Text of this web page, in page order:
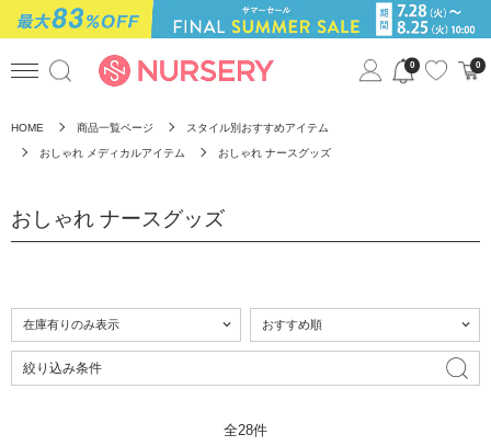
0 0
HOME 商品一覧ページ スタイル別おすすめアイテム
おしゃれ メディカルアイテム おしゃれ ナースグッズ
おしゃれ ナースグッズ
絞り込み条件
全28件